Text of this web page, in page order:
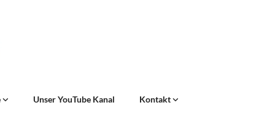
Unser YouTube Kanal Kontakt